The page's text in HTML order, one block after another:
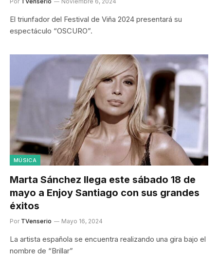
El triunfador del Festival de Viña 2024 presentará su
espectáculo “OSCURO”.
MÚSICA
Marta Sánchez llega este sábado 18 de
mayo a Enjoy Santiago con sus grandes
éxitos
Por TVenserio Mayo 16, 2024
La artista española se encuentra realizando una gira bajo el
nombre de “Brillar”